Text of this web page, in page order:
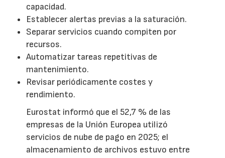
capacidad.
Establecer alertas previas a la saturación.
Separar servicios cuando compiten por
recursos.
Automatizar tareas repetitivas de
mantenimiento.
Revisar periódicamente costes y
rendimiento.
Eurostat informó que el 52,7 % de las
empresas de la Unión Europea utilizó
servicios de nube de pago en 2025; el
almacenamiento de archivos estuvo entre